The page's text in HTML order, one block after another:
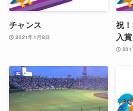
チャンス
2021年1月8日
祝
入賞